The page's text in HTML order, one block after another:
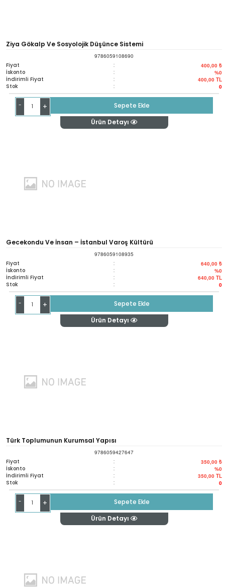
Ziya Gökalp Ve Sosyolojik Düşünce Sistemi
9786059108690
Fiyat : 400,00 ₺
İskonto : %0
İndirimli Fiyat : 400,00 TL
Stok : 0
- +
Sepete Ekle
Ürün Detayı
Gecekondu Ve İnsan – İstanbul Varoş Kültürü
9786059108935
Fiyat : 640,00 ₺
İskonto : %0
İndirimli Fiyat : 640,00 TL
Stok : 0
- +
Sepete Ekle
Ürün Detayı
Türk Toplumunun Kurumsal Yapısı
9786059427647
Fiyat : 350,00 ₺
İskonto : %0
İndirimli Fiyat : 350,00 TL
Stok : 0
- +
Sepete Ekle
Ürün Detayı